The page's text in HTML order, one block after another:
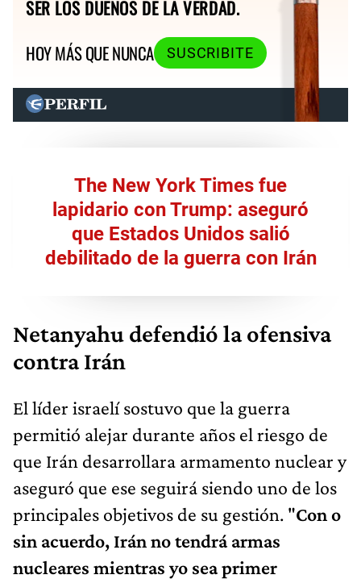
SER LOS DUEÑOS DE LA VERDAD.
HOY MÁS QUE NUNCA
SUSCRIBITE
The New York Times fue
lapidario con Trump: aseguró
que Estados Unidos salió
debilitado de la guerra con Irán
Netanyahu defendió la ofensiva
contra Irán
El líder israelí sostuvo que la guerra
permitió alejar durante años el riesgo de
que Irán desarrollara armamento nuclear y
aseguró que ese seguirá siendo uno de los
principales objetivos de su gestión. "Con o
sin acuerdo, Irán no tendrá armas
nucleares mientras yo sea primer